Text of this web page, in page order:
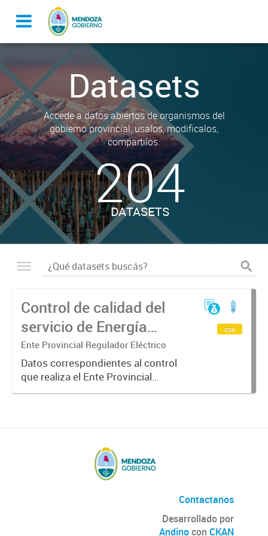
Datasets
Accede a datos abiertos de organismos del
gobierno provincial, usalos, modificalos,
compartilos.
204
DATASETS
Control de calidad del
servicio de Energía
Eléctrica etapa I año
2017
Ente Provincial Regulador Eléctrico
Datos correspondientes al control
que realiza el Ente Provincial
Regulador Eléctrico sobre el
csv
Contactanos
Desarrollado por
Andinocon CKAN